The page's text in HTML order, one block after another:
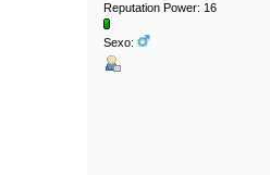
Reputation Power: 16
Sexo: